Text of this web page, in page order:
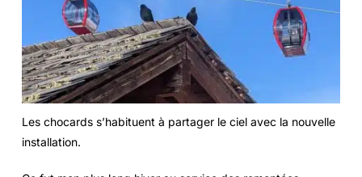
Les chocards s’habituent à partager le ciel avec la nouvelle
installation.